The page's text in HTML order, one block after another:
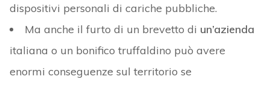
dispositivi personali di cariche pubbliche.
Ma anche il furto di un brevetto di un’azienda
italiana o un bonifico truffaldino può avere
enormi conseguenze sul territorio se